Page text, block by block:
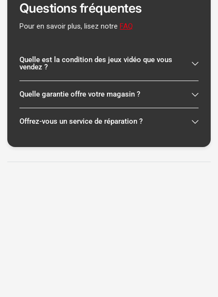
Questions fréquentes
Pour en savoir plus, lisez notreFAQ
Quelle est la condition des jeux vidéo que vous
vendez ?
Quelle garantie offre votre magasin ?
Offrez-vous un service de réparation ?